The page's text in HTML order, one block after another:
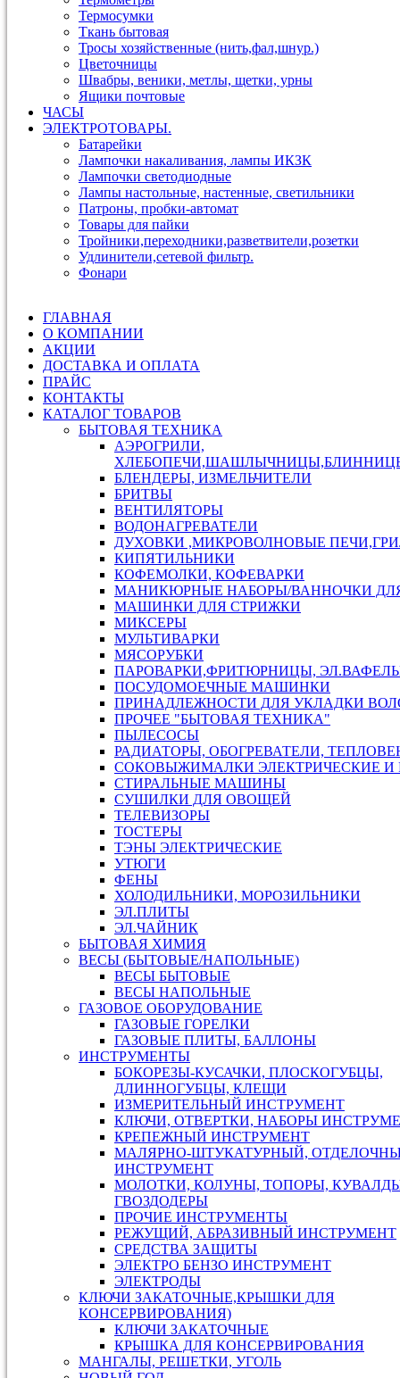
Термосумки
Ткань бытовая
Тросы хозяйственные (нить,фал,шнур.)
Цветочницы
Швабры, веники, метлы, щетки, урны
Ящики почтовые
ЧАСЫ
ЭЛЕКТРОТОВАРЫ.
Батарейки
Лампочки накаливания, лампы ИКЗК
Лампочки светодиодные
Лампы настольные, настенные, светильники
Патроны, пробки-автомат
Товары для пайки
Тройники,переходники,разветвители,розетки
Удлинители,сетевой фильтр.
Фонари
ГЛАВНАЯ
О КОМПАНИИ
АКЦИИ
ДОСТАВКА И ОПЛАТА
ПРАЙС
КОНТАКТЫ
КАТАЛОГ ТОВАРОВ
БЫТОВАЯ ТЕХНИКА
АЭРОГРИЛИ,
БЛЕНДЕРЫ, ИЗМЕЛЬЧИТЕЛИ
БРИТВЫ
ВЕНТИЛЯТОРЫ
ВОДОНАГРЕВАТЕЛИ
ДУХОВКИ ,МИКРОВОЛНОВЫЕ
КИПЯТИЛЬНИКИ
КОФЕМОЛКИ, КОФЕВАРКИ
МАНИКЮРНЫЕ НАБОРЫ/ВАННОЧКИ
МАШИНКИ ДЛЯ СТРИЖКИ
МИКСЕРЫ
МУЛЬТИВАРКИ
МЯСОРУБКИ
ПАРОВАРКИ,ФРИТЮРНИЦЫ,
ПОСУДОМОЕЧНЫЕ МАШИНКИ
ПРИНАДЛЕЖНОСТИ ДЛЯ УКЛАДКИ
ПРОЧЕЕ "БЫТОВАЯ ТЕХНИКА"
ПЫЛЕСОСЫ
РАДИАТОРЫ, ОБОГРЕВАТЕЛИ,
СОКОВЫЖИМАЛКИ ЭЛЕКТРИЧЕСКИЕ И
СТИРАЛЬНЫЕ МАШИНЫ
СУШИЛКИ ДЛЯ ОВОЩЕЙ
ТЕЛЕВИЗОРЫ
ТОСТЕРЫ
ТЭНЫ ЭЛЕКТРИЧЕСКИЕ
УТЮГИ
ФЕНЫ
ХОЛОДИЛЬНИКИ, МОРОЗИЛЬНИКИ
ЭЛ.ПЛИТЫ
ЭЛ.ЧАЙНИК
БЫТОВАЯ ХИМИЯ
ВЕСЫ (БЫТОВЫЕ/НАПОЛЬНЫЕ)
ВЕСЫ БЫТОВЫЕ
ВЕСЫ НАПОЛЬНЫЕ
ГАЗОВОЕ ОБОРУДОВАНИЕ
ГАЗОВЫЕ ГОРЕЛКИ
ГАЗОВЫЕ ПЛИТЫ, БАЛЛОНЫ
ИНСТРУМЕНТЫ
БОКОРЕЗЫ-КУСАЧКИ, ПЛОСКОГУБЦЫ,
ДЛИННОГУБЦЫ, КЛЕЩИ
ИЗМЕРИТЕЛЬНЫЙ ИНСТРУМЕНТ
КЛЮЧИ, ОТВЕРТКИ, НАБОРЫ
КРЕПЕЖНЫЙ ИНСТРУМЕНТ
МАЛЯРНО-ШТУКАТУРНЫЙ,
ИНСТРУМЕНТ
МОЛОТКИ, КОЛУНЫ, ТОПОРЫ,
ГВОЗДОДЕРЫ
ПРОЧИЕ ИНСТРУМЕНТЫ
РЕЖУЩИЙ, АБРАЗИВНЫЙ ИНСТРУМЕНТ
СРЕДСТВА ЗАЩИТЫ
ЭЛЕКТРО БЕНЗО ИНСТРУМЕНТ
ЭЛЕКТРОДЫ
КЛЮЧИ ЗАКАТОЧНЫЕ,КРЫШКИ ДЛЯ
КОНСЕРВИРОВАНИЯ)
КЛЮЧИ ЗАКАТОЧНЫЕ
КРЫШКА ДЛЯ КОНСЕРВИРОВАНИЯ
МАНГАЛЫ, РЕШЕТКИ, УГОЛЬ